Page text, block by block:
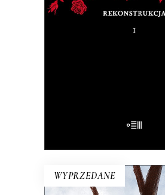
E-BOOK DO
Na pytanie: „Kim
Różewicz odpowiedział
mnie uważnie czyta,
WYPRZEDANE